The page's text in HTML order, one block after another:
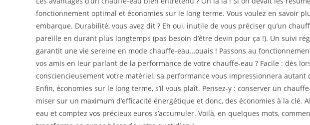
fonctionnement optimal et économies sur le long terme. Vous voulez en savoir
embarque. Durabilité, vous avez dit ? Eh oui, inutile de vous préciser qu’un
pareille en durant plus longtemps (pas besoin d’être devin pour ça !). Un suivi
garantit une vie sereine en mode chauffe-eau…ouais ! Passons au
vos amis en leur parlant de la performance de votre chauffe-eau ? Facile : dès
consciencieusement votre matériel, sa performance vous impressionnera autant
Enfin, économies sur le long terme, s’il vous plaît. Pensez-y : conserver un
miser sur un maximum d’efficacité énergétique et donc, des économies à la clé.
eau et comptez vos précieux euros s’accumuler. Voilà, en quelques mots,